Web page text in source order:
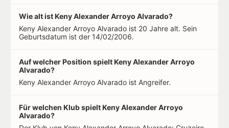
Wie alt ist Keny Alexander Arroyo Alvarado?
Keny Alexander Arroyo Alvarado ist 20 Jahre alt. Sein
Geburtsdatum ist der 14/02/2006.
Auf welcher Position spielt Keny Alexander Arroyo
Alvarado?
Keny Alexander Arroyo Alvarado ist Angreifer.
Für welchen Klub spielt Keny Alexander Arroyo
Alvarado?